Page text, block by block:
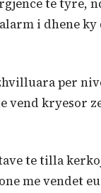
te tyre,
i dhene
per
vend kryesor
te tilla
me vendet